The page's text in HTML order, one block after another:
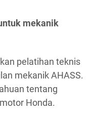
mekanik
pelatihan teknis
mekanik AHASS.
tentang
Honda.